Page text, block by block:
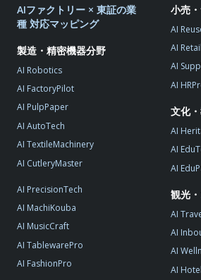
AIファクトリー × 東証の業
種 対応マッピング
製造・精密機器分野
AI Robotics
AI FactoryPilot
AI PulpPaper
AI AutoTech
AI TextileMachinery
AI CutleryMaster
AI PrecisionTech
AI MachiKouba
AI MusicCraft
AI TablewarePro
AI FashionPro
小売
AI
AI
AI
AI
文化
AI
AI
AI
観光
AI
AI
AI
AI